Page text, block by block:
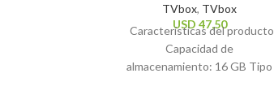
TVbox, TVbox
USD 47,50
Características del producto
Capacidad de
almacenamiento: 16 GB Tipo